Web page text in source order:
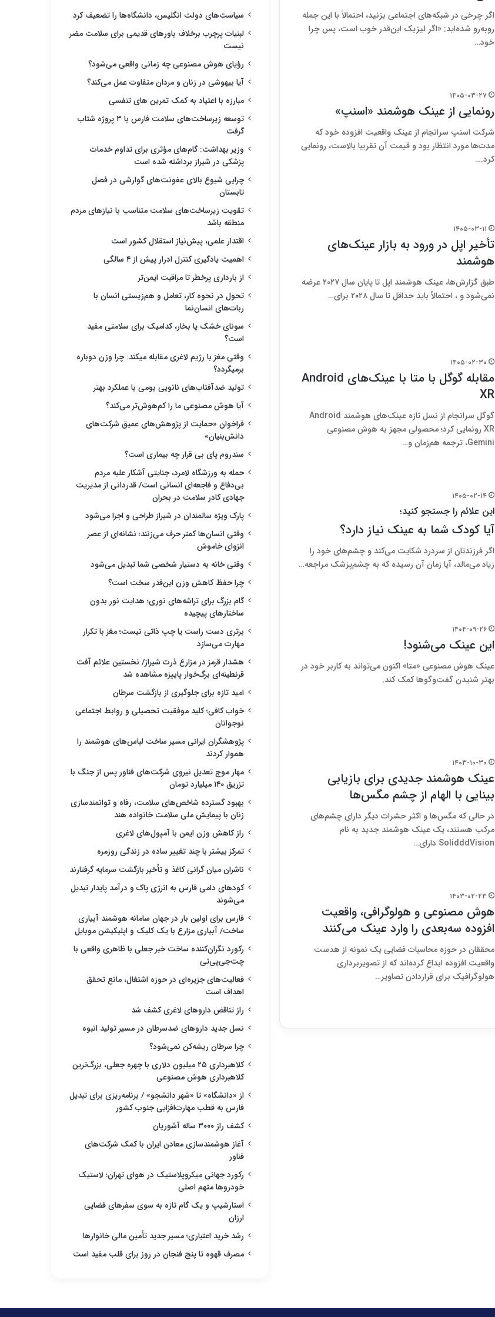
اگر چرخی در شبکه‌های اجتماعی بزنید، احتمالاً با این جمله
روبه‌رو شده‌اید: «اگر لیزیک این‌قدر خوب است، پس چرا
خود…
۱۴۰۵-۰۳-۲۷
رونمایی از عینک هوشمند «اسنپ»
شرکت اسنپ سرانجام از عینک واقعیت افزوده خود که
مدت‌ها مورد انتظار بود و قیمت آن تقریبا بالاست، رونمایی
کرد.…
۱۴۰۵-۰۳-۱۱
تأخیر اپل در ورود به بازار عینک‌های
هوشمند
طبق گزارش‌ها، عینک هوشمند اپل تا پایان سال ۲۰۲۷ عرضه
نمی‌شود و ، احتمالاً باید حداقل تا سال ۲۰۲۸ برای…
۱۴۰۵-۰۲-۳۰
مقابله گوگل با متا با عینک‌های Android
XR
گوگل سرانجام از نسل تازه عینک‌های هوشمند Android
XR رونمایی کرد؛ محصولی مجهز به هوش مصنوعی
Gemini، ترجمه هم‌زمان و…
۱۴۰۵-۰۲-۱۴
این علائم را جستجو کنید؛
آیا کودک شما به عینک نیاز دارد؟
اگر فرزندتان از سردرد شکایت می‌کند و چشم‌های خود را
زیاد می‌مالد، آیا زمان آن رسیده که به چشم‌پزشک مراجعه…
۱۴۰۴-۰۹-۲۶
این عینک می‌شنود!
عینک هوش مصنوعی «متا» اکنون می‌تواند به کاربر خود در
بهتر شنیدن گفت‌وگوها کمک کند.
۱۴۰۳-۱۰-۳۰
عینک هوشمند جدیدی برای بازیابی
بینایی با الهام از چشم مگس‌ها
در حالی که مگس‌ها و اکثر حشرات دیگر دارای چشم‌های
مرکب هستند، یک عینک هوشمند جدید به نام
SolidddVision دارای…
۱۴۰۳-۰۲-۲۳
هوش مصنوعی و هولوگرافی، واقعیت
افزوده سه‌بعدی را وارد عینک می‌کنند
محققان در حوزه محاسبات فضایی یک نمونه از هدست
واقعیت افزوده ابداع کرده‌اند که از تصویربرداری
هولوگرافیک برای قراردادن تصاویر…
سیاست‌های دولت انگلیس، دانشگاه‌ها را تضعیف کرد
لبنیات پرچرب برخلاف باورهای قدیمی برای سلامت مضر
نیست
رؤیای هوش مصنوعی چه زمانی واقعی می‌شود؟
آیا بیهوشی در زنان و مردان متفاوت عمل می‌کند؟
مبارزه با اعتیاد به کمک تمرین های تنفسی
توسعه زیرساخت‌های سلامت فارس با ۳ پروژه شتاب
گرفت
وزیر بهداشت: گام‌های مؤثری برای تداوم خدمات
پزشکی در شیراز برداشته شده است
چرایی شیوع بالای عفونت‌های گوارشی در فصل
تابستان
تقویت زیرساخت‌های سلامت متناسب با نیازهای مردم
منطقه باشد
اقتدار علمی، پیش‌نیاز استقلال کشور است
اهمیت یادگیری کنترل ادرار پیش از ۴ سالگی
از بارداری پرخطر تا مراقبت ایمن‌تر
تحول در نحوه کار، تعامل و هم‌زیستی انسان با
ربات‌های انسان‌نما
سونای خشک یا بخار، کدامیک برای سلامتی مفید
است؟
وقتی مغز با رژیم لاغری مقابله میکند: چرا وزن دوباره
برمیگردد؟
تولید ضدآفتاب‌های نانویی بومی با عملکرد بهتر
آیا هوش مصنوعی ما را کم‌هوش‌تر می‌کند؟
فراخوان «حمایت از پژوهش‌های عمیق شرکت‌های
دانش‌بنیان»
سندروم پای بی قرار چه بیماری است؟
حمله به ورزشگاه لامرد، جنایتی آشکار علیه مردم
بی‌دفاع و فاجعه‌ای انسانی است/ قدردانی از مدیریت
جهادی کادر سلامت در بحران
پارک ویژه سالمندان در شیراز طراحی و اجرا می‌شود
وقتی انسان‌ها کمتر حرف می‌زنند؛ نشانه‌ای از عصر
انزوای خاموش
وقتی خانه به دستیار شخصی شما تبدیل می‌شود
چرا حفظ کاهش وزن این‌قدر سخت است؟
گام بزرگ برای تراشه‌های نوری؛ هدایت نور بدون
ساختارهای پیچیده
برتری دست راست یا چپ ذاتی نیست؛ مغز با تکرار
مهارت می‌سازد
هشدار قرمز در مزارع ذرت شیراز/ نخستین علائم آفت
قرنطینه‌ای برگ‌خوار پاییزه مشاهده شد
امید تازه برای جلوگیری از بازگشت سرطان
خواب کافی؛ کلید موفقیت تحصیلی و روابط اجتماعی
نوجوانان
پژوهشگران ایرانی مسیر ساخت لباس‌های هوشمند را
هموار کردند
مهار موج تعدیل نیروی شرکت‌های فناور پس از جنگ با
تزریق ۱۴۰ میلیارد تومان
بهبود گسترده شاخص‌های سلامت، رفاه و توانمندسازی
زنان با پیمایش ملی سلامت خانواده هند
راز کاهش وزن ایمن با آمپول‌های لاغری
تمرکز بیشتر با چند تغییر ساده در زندگی روزمره
ناشران میان گرانی کاغذ و تأخیر بازگشت سرمایه گرفتارند
کودهای دامی فارس به انرژی پاک و درآمد پایدار تبدیل
می‌شوند
فارس برای اولین بار در جهان سامانه هوشمند آبیاری
ساخت/ آبیاری مزارع با یک کلیک و اپلیکیشن موبایل
رکورد نگران‌کننده ساخت خبر جعلی با ظاهری واقعی با
چت‌جی‌پی‌تی
فعالیت‌های جزیره‌ای در حوزه اشتغال، مانع تحقق
اهداف است
راز تناقض داروهای لاغری کشف شد
نسل جدید داروهای ضدسرطان در مسیر تولید انبوه
چرا سرطان ریشه‌کن نمی‌شود؟
کلاهبرداری ۲۵ میلیون دلاری با چهره جعلی، بزرگ‌ترین
کلاهبرداری هوش مصنوعی
از «دانشگاه» تا «شهر دانشجو» / برنامه‌ریزی برای تبدیل
فارس به قطب مهارت‌افزایی جنوب کشور
کشف راز ۳۰۰۰ ساله آشوریان
آغاز هوشمندسازی معادن ایران با کمک شرکت‌های
فناور
رکورد جهانی میکروپلاستیک در هوای تهران؛ لاستیک
خودروها متهم اصلی
استارشیپ و یک گام تازه به سوی سفرهای فضایی
ارزان
رشد خرید اعتباری؛ مسیر جدید تأمین مالی خانوارها
مصرف قهوه تا پنج فنجان در روز برای قلب مفید است